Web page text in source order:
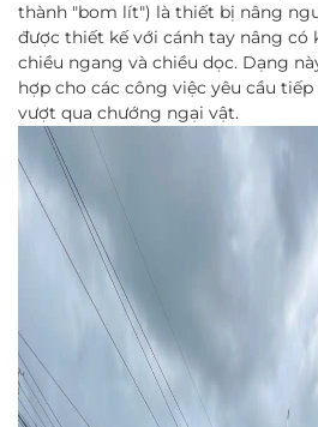
thành "bom lít") là thiết bị nâng
được thiết kế với cánh tay nâng có
chiều ngang và chiều dọc. Dạng
hợp cho các công việc yêu cầu
vượt qua chướng ngại vật.